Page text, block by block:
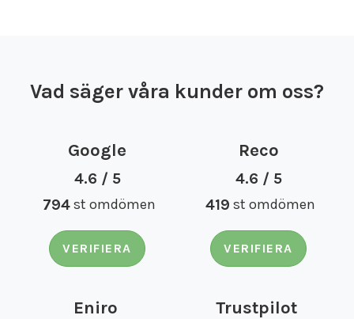
Vad säger våra kunder om oss?
Google
4.6 / 5
794 st omdömen
VERIFIERA
Reco
4.6 / 5
419 st omdömen
VERIFIERA
Eniro Trustpilot